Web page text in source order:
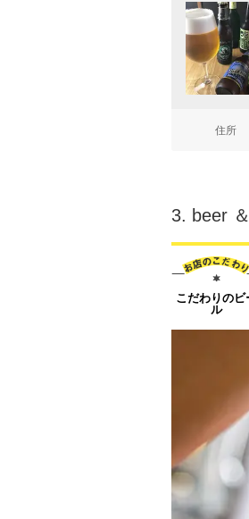
住所
3. beer
こだわりのビ
ル